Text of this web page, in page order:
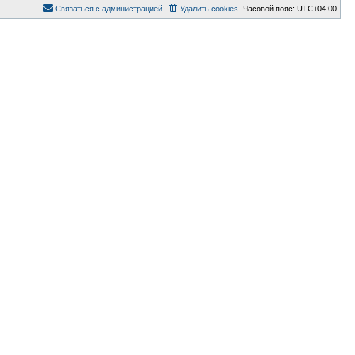
Часовой пояс: UTC+04:00
Удалить cookies
Связаться с администрацией